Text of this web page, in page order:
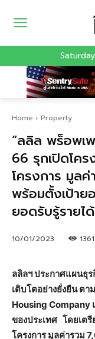
Home Property
“ลลิล พร็อพเ
66 รุกเปิดโคร
โครงการ มูล
พร้อมตั้งเป้าย
ยอดรับรู้รายไ
10/01/2023 1361
ลลิลฯ ประกาศแผนธุ
เติบโตอย่างยั่งยืน ตา
Housing Company
ของประเทศ โดยเตรี
โครงการ มูลค่ารวม